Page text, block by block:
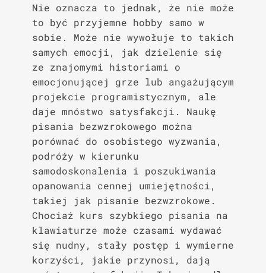
Nie oznacza to jednak, że nie może
to być przyjemne hobby samo w
sobie. Może nie wywołuje to takich
samych emocji, jak dzielenie się
ze znajomymi historiami o
emocjonującej grze lub angażującym
projekcie programistycznym, ale
daje mnóstwo satysfakcji. Naukę
pisania bezwzrokowego można
porównać do osobistego wyzwania,
podróży w kierunku
samodoskonalenia i poszukiwania
opanowania cennej umiejętności,
takiej jak pisanie bezwzrokowe.
Chociaż kurs szybkiego pisania na
klawiaturze może czasami wydawać
się nudny, stały postęp i wymierne
korzyści, jakie przynosi, dają